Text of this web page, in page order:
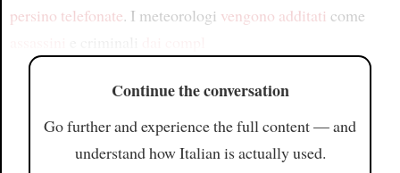
persino telefonate. I meteorologi vengono additati come
Continue the conversation
Go further and experience the full content — and
understand how Italian is actually used.